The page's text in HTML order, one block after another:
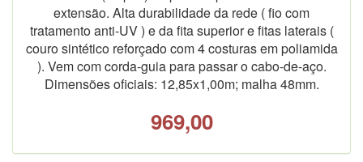
extensão. Alta durabilidade da rede ( fio com
tratamento anti-UV ) e da fita superior e fitas laterais (
couro sintético reforçado com 4 costuras em poliamida
). Vem com corda-guia para passar o cabo-de-aço.
Dimensões oficiais: 12,85x1,00m; malha 48mm.
969,00